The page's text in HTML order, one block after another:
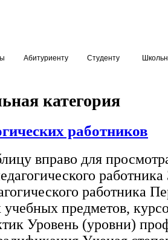
Абитуриенту Студенту
категория
работников
вправо для
работника
работника
предметов,
Уровень (уровни)